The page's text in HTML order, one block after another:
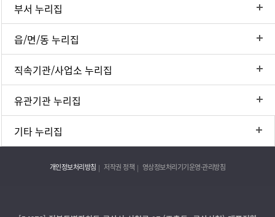
부서 누리집
읍/면/동 누리집
직속기관/사업소 누리집
유관기관 누리집
기타 누리집
개인정보처리방침 저작권 정책 영상정보처리기기운영·관리방침